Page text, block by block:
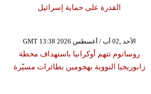
القدرة على حماية إسرائيل
GMT 13:38 2026 الأحد ,02 آب / أغسطس
روساتوم تتهم أوكرانيا باستهداف محطة
زابوريجيا النووية بهجومين بطائرات مسيّرة